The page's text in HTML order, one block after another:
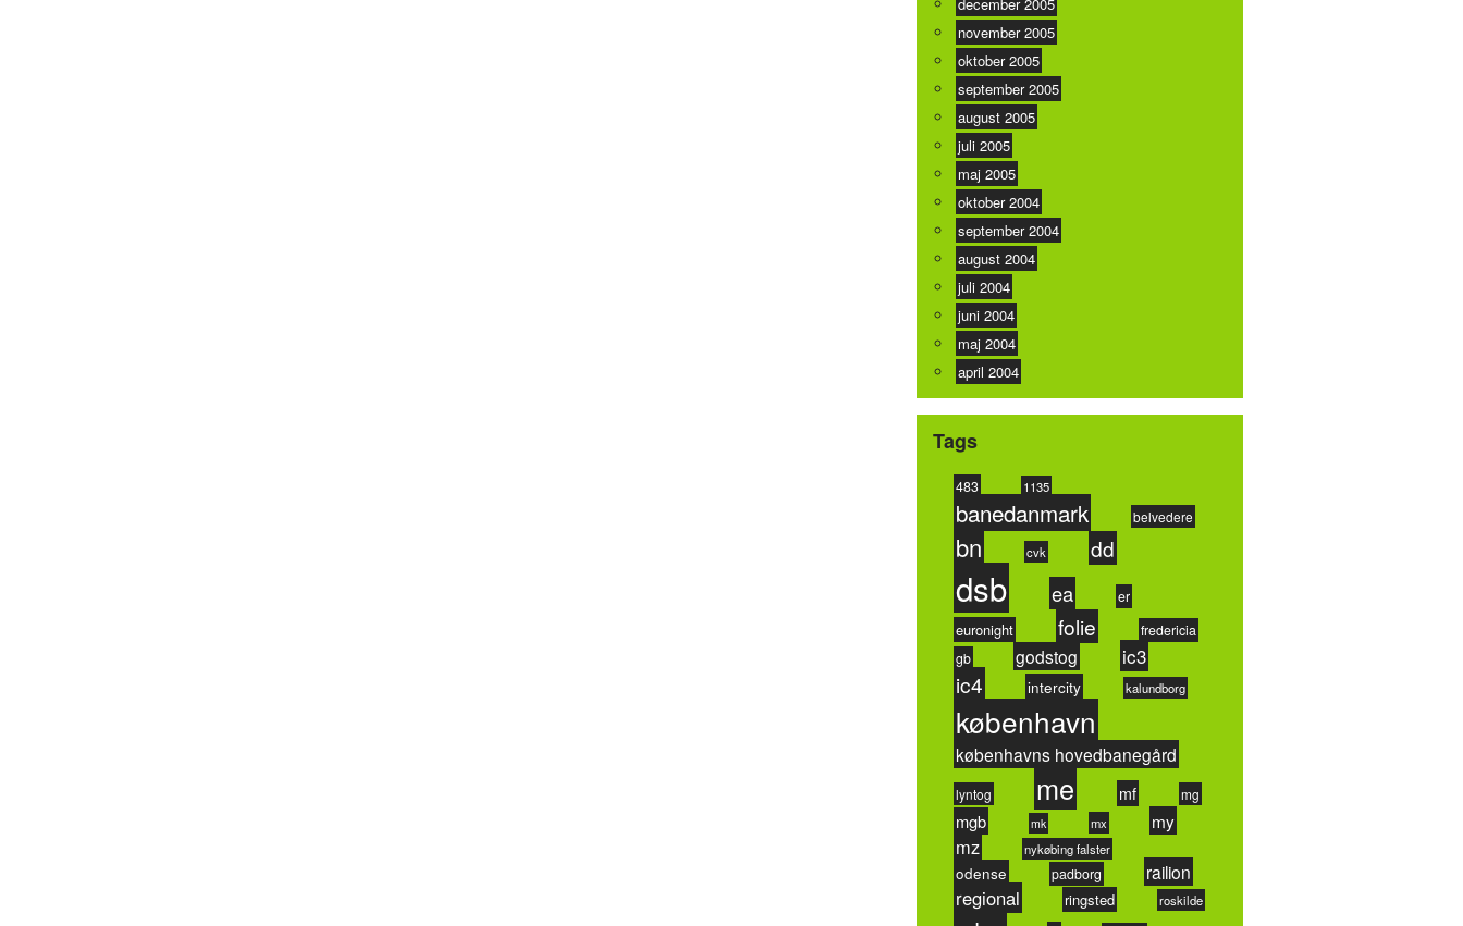
november 2005
oktober 2005
september 2005
august 2005
juli 2005
maj 2005
oktober 2004
september 2004
august 2004
juli 2004
juni 2004
maj 2004
april 2004
Tags
483 1135
banedanmark belvedere
bn cvk dd
dsb ea er
euronight folie
fredericia
gb
godstog ic3
ic4 intercity kalundborg
københavn
københavns hovedbanegård
lyntog me mf mg
mgb mk mx my
mz nykøbing falster
odense padborg railion
regional ringsted roskilde